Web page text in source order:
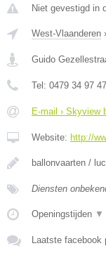
Niet gevestigd in
West-Vlaanderen
Guido
Tel: 0479 34 97 47
E-mail › Skyview
Website: http://
ballonvaarten /
Diensten
Openingstijden ▼
Laatste facebook